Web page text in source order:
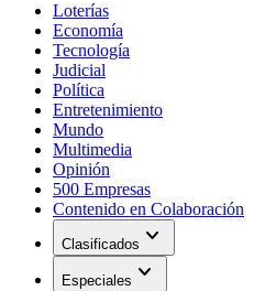
Loterías
Economía
Tecnología
Judicial
Política
Entretenimiento
Mundo
Multimedia
Opinión
500 Empresas
Contenido en Colaboración
Clasificados expand_more
Especiales expand_more